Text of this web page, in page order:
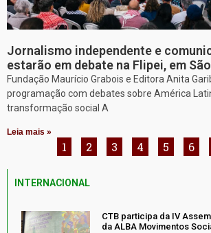
Jornalismo independente e
estarão em debate na Flipei, em
Fundação Maurício Grabois e Editora Anita
programação com debates sobre América
transformação social A
Leia mais »
1 2 3 4 5 6
INTERNACIONAL
CTB participa da IV
da ALBA Movimentos